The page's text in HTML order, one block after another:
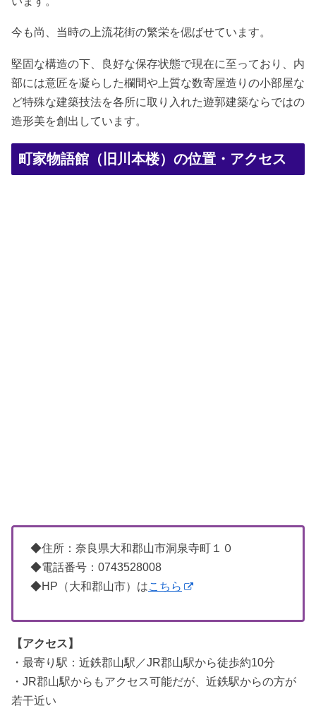
今も尚、当時の上流花街の繁栄を偲ばせています。
堅固な構造の下、良好な保存状態で現在に至っており、内
部には意匠を凝らした欄間や上質な数寄屋造りの小部屋な
ど特殊な建築技法を各所に取り入れた遊郭建築ならではの
造形美を創出しています。
町家物語館（旧川本楼）の位置・アクセス
◆住所：奈良県大和郡山市洞泉寺町１０
◆電話番号：0743528008
◆HP（大和郡山市）はこちら
【アクセス】
・最寄り駅：近鉄郡山駅／JR郡山駅から徒歩約10分
・JR郡山駅からもアクセス可能だが、近鉄駅からの方が
若干近い